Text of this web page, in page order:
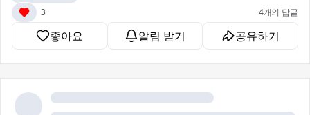
3
4개의 답글
좋아요 알림 받기 공유하기